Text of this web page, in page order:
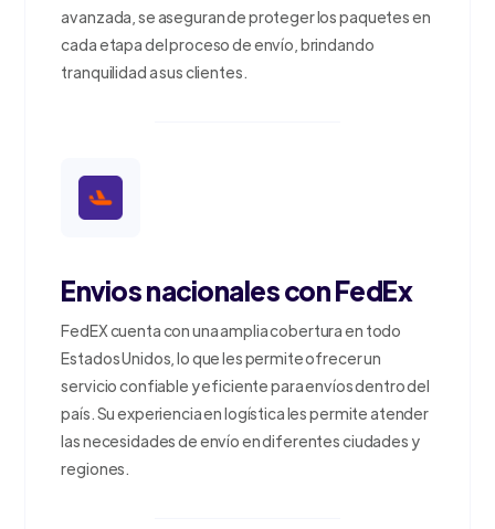
avanzada, se aseguran de proteger los paquetes en
cada etapa del proceso de envío, brindando
tranquilidad a sus clientes.
Envios nacionales con FedEx
FedEX cuenta con una amplia cobertura en todo
Estados Unidos, lo que les permite ofrecer un
servicio confiable y eficiente para envíos dentro del
país. Su experiencia en logística les permite atender
las necesidades de envío en diferentes ciudades y
regiones.